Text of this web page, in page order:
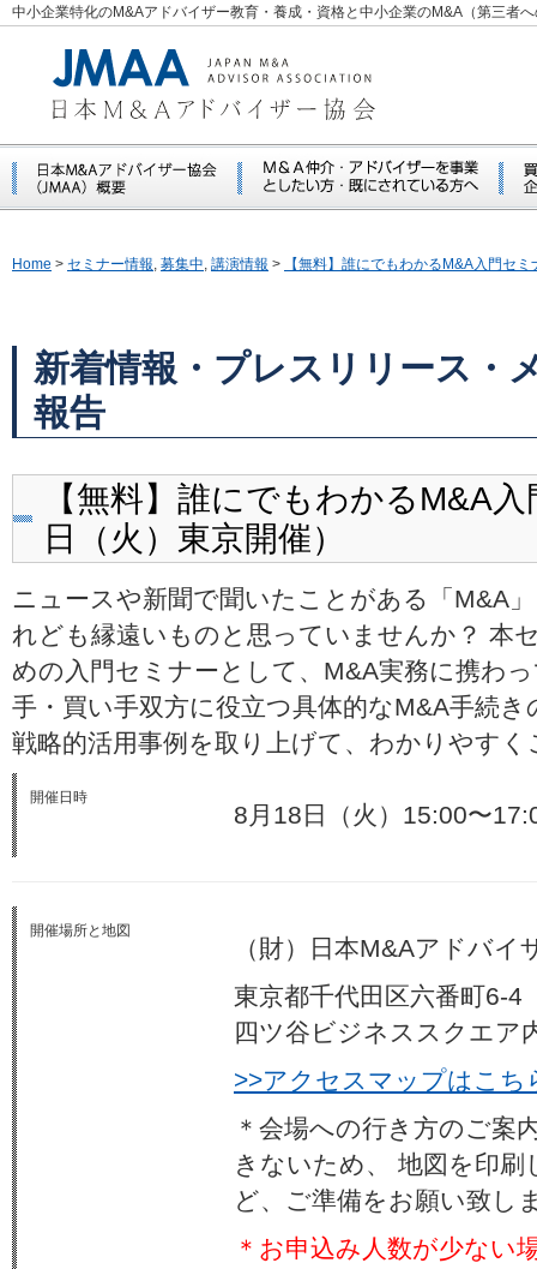
中小企業特化のM&Aアドバイザー教育・養成・資格と中小企業のM&A（第三者
Home > セミナー情報, 募集中, 講演情報 > 【無料】誰にでもわかるM&A入門セ
新着情報・プレスリリース・
報告
【無料】誰にでもわかるM&A
日（火）東京開催）
ニュースや新聞で聞いたことがある「M&A
れども縁遠いものと思っていませんか？ 本
めの入門セミナーとして、M&A実務に携わ
手・買い手双方に役立つ具体的なM&A手続
戦略的活用事例を取り上げて、わかりやす
開催日時
8月18日（火）15:00〜
開催場所と地図
（財）日本M&Aアドバイ
東京都千代田区六番町6-
四ツ谷ビジネススクエア
>>アクセスマップはこち
＊会場への行き方のご案
きないため、 地図を印
ど、ご準備をお願い致し
＊お申込み人数が少ない